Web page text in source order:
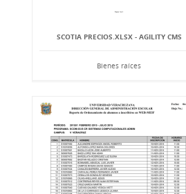
SCOTIA PRECIOS.XLSX - AGILITY CMS
Bienes raíces